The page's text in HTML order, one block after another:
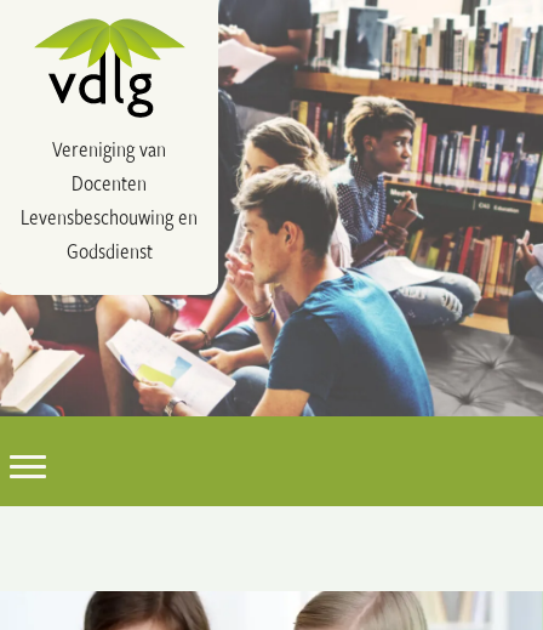
Vereniging van
Docenten
Levensbeschouwing en
Godsdienst